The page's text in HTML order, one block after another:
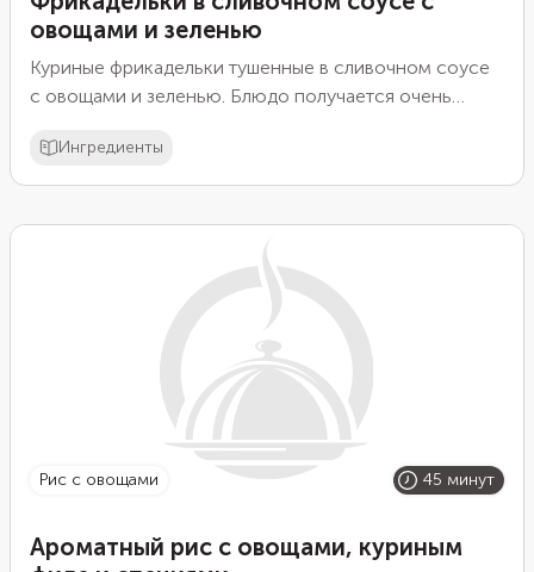
овощами и зеленью
Куриные фрикадельки тушенные в сливочном соусе
с овощами и зеленью. Блюдо получается очень
Ингредиенты
Рис с овощами 45 минут
Ароматный рис с овощами, куриным